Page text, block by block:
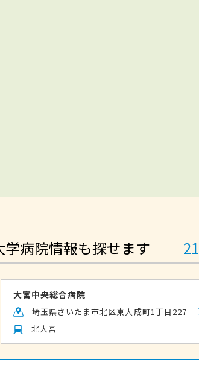
病院情報も探せます 21
大宮中央総合病院
埼玉県さいたま市北区東大成町1丁目227
北大宮